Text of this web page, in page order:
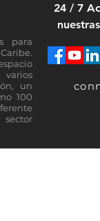
para
varios
un
100
sector
24 / 7